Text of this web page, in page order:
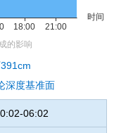
深度基准面
06:02